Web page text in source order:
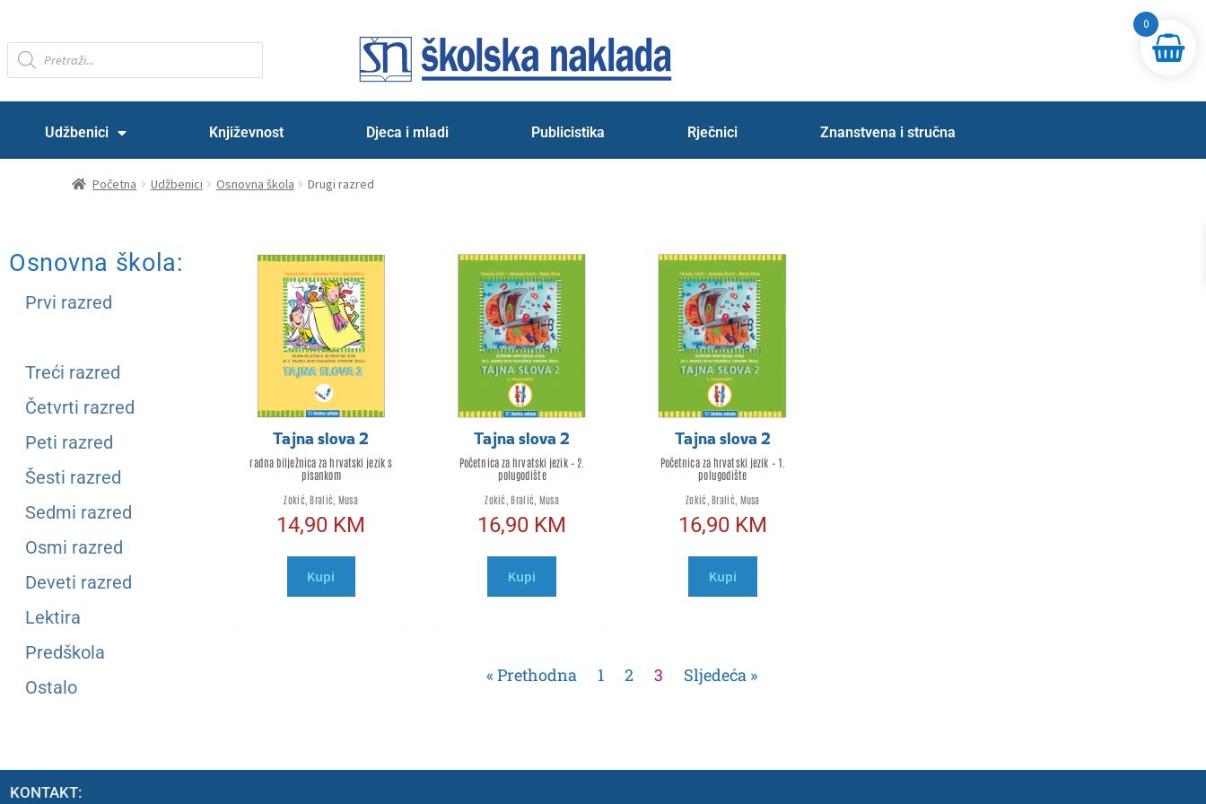
Udžbenici Književnost Djeca i mladi Publicistika Rječnici Znanstvena i stručna
Početna Udžbenici Osnovna škola Drugi razred
Osnovna škola:
Prvi razred
Treći razred
Četvrti razred
Peti razred
Šesti razred
Sedmi razred
Osmi razred
Deveti razred
Lektira
Predškola
Ostalo
Tajna slova 2
radna bilježnica za hrvatski jezik s
pisankom
Zokić, Bralić, Musa
14,90 KM
Kupi
Tajna slova 2
Početnica za hrvatski jezik – 2.
polugodište
Zokić, Bralić, Musa
16,90 KM
Kupi
Tajna slova 2
Početnica za hrvatski jezik – 1.
polugodište
Zokić, Bralić, Musa
16,90 KM
Kupi
« Prethodna 1 2 3 Sljedeća »
KONTAKT:
0